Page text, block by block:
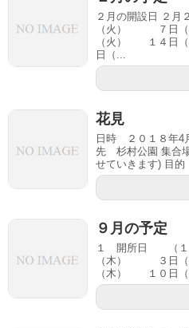
２月の開設日 ２
（火） ７日
（火） １４日
日（...
花見
日時 ２０１８年4
先 杉村公園 集合
せていきます) 目
９月の予定
１ 開所日 （１
（木） ３日
（木） １０日